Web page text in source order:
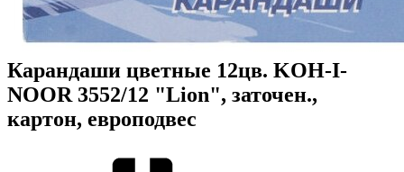
Карандаши цветные 12цв. KOH-I-
NOOR 3552/12 "Lion", заточен.,
картон, европодвес